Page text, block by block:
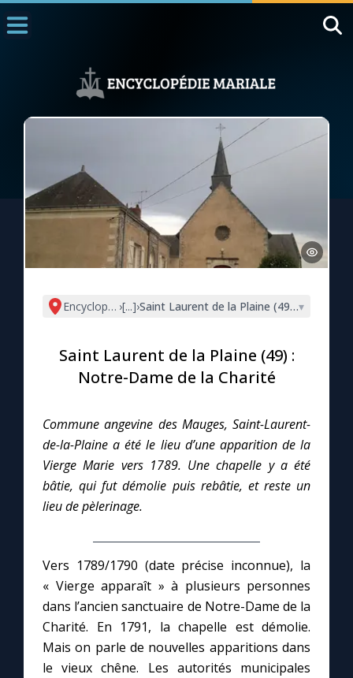
1000 Raisons de Croire
L'actualité de la semaine
La chaîne Youtube
La newsletter
La vidéo de la semaine
Le magazine
Le site internet
Prier au quotidien
Avec Thérèse de Lisieux
L'Évangile chaque jour
Encyclopédie mariale
›[...]›Saint Laurent de la Plaine (49) : Notre-
▾
Saint Laurent de la Plaine (49) :
Notre-Dame de la Charité
Commune angevine des Mauges, Saint-Laurent-
de-la-Plaine a été le lieu d’une apparition de la
Vierge Marie vers 1789. Une chapelle y a été
bâtie, qui fut démolie puis rebâtie, et reste un
lieu de pèlerinage.
Vers 1789/1790 (date précise inconnue), la
« Vierge apparaît » à plusieurs personnes
dans l’ancien sanctuaire de Notre-Dame de la
Charité. En 1791, la chapelle est démolie.
Mais on parle de nouvelles apparitions dans
le vieux chêne. Les autorités municipales